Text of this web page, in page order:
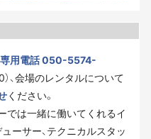
専用電話 050-5574-
、会場のレンタルについて
ください。
では一緒に働いてくれるイ
ーサー、テクニカルスタッ